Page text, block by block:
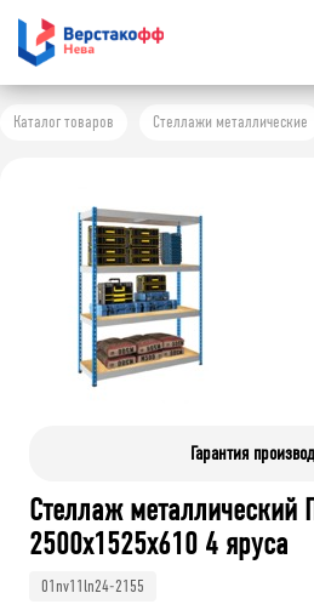
Каталог товаров Стеллажи металлические
Гарантия
Стеллаж металлический
2500х1525х610 4 яруса
01nv11ln24-2155